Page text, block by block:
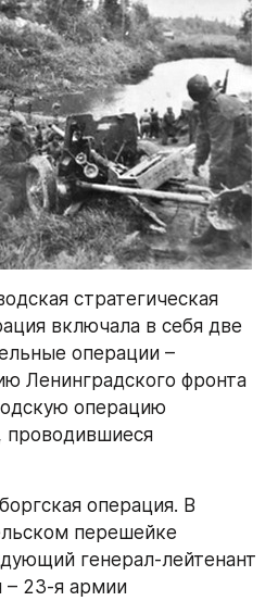
стратегическая
включала в себя две
операции –
Ленинградского фронта
операцию
проводившиеся
операция. В
перешейке
генерал-лейтенант
– 23-я армии